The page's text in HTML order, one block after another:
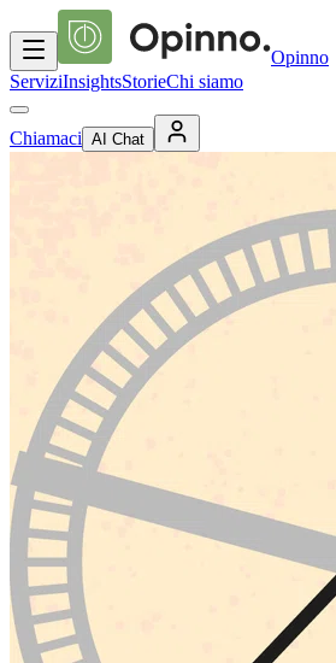
Opinno
ServiziInsightsStorieChi siamo
Chiamaci AI Chat